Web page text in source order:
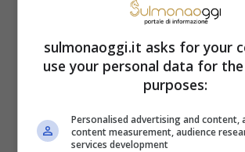
sulmonaoggi.it asks for your
use your personal data for
purposes:
Personalised advertising and content,
content measurement, audience
services development